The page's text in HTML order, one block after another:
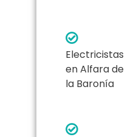
Electricistas
en Alfara de
la Baronía